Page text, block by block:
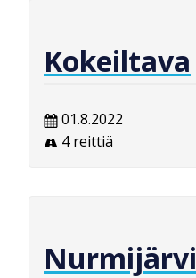
Kokeiltava
01.8.2022
4 reittiä
Nurmijärvi